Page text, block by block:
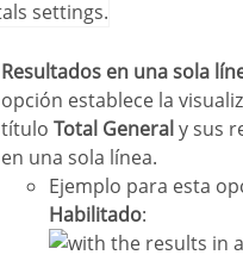
Resultados en una sola
opción establece la
título Total General y sus
en una sola línea.
Ejemplo para esta
Habilitado: